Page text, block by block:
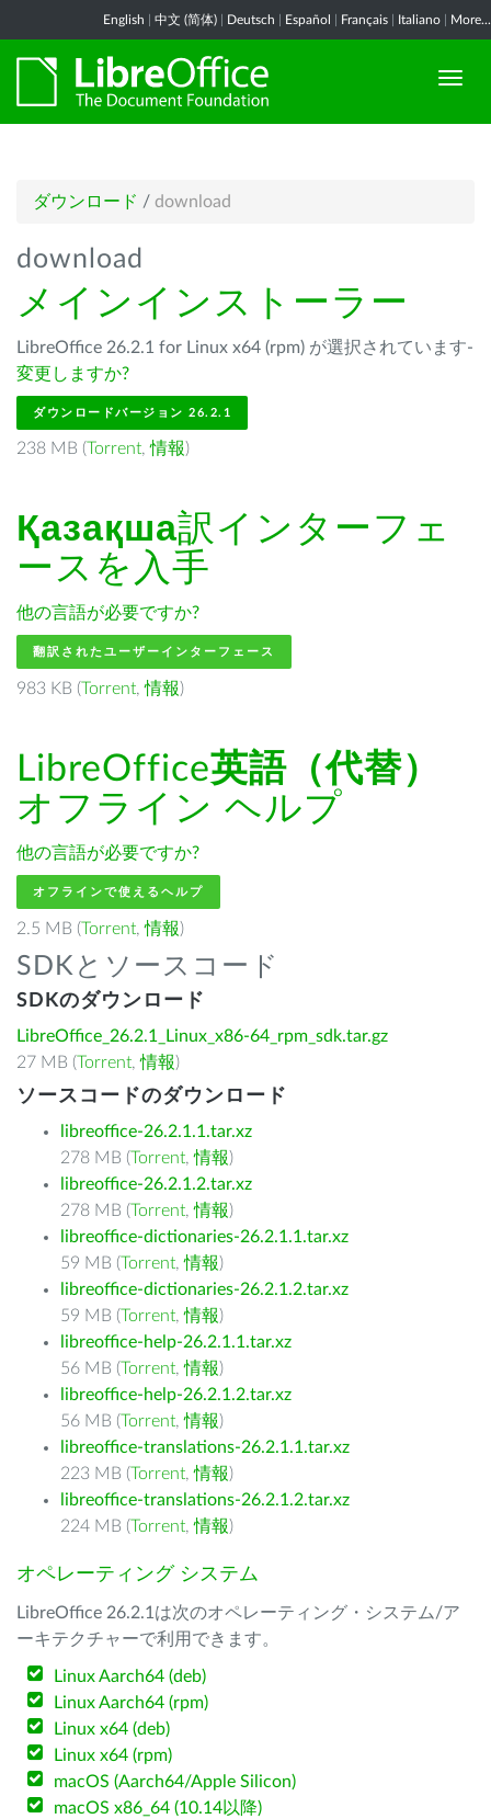
English 中文 (简体) Deutsch Español Français Italiano More...
ダウンロード / download
download
メインインストーラー
LibreOffice 26.2.1 for Linux x64 (rpm) が選択されています-
変更しますか?
ダウンロードバージョン 26.2.1
238 MB (Torrent,情報)
Қазақша訳インターフェ
ースを入手
他の言語が必要ですか?
翻訳されたユーザーインターフェース
983 KB (Torrent,情報)
LibreOffice英語（代替）
オフライン ヘルプ
他の言語が必要ですか?
オフラインで使えるヘルプ
2.5 MB (Torrent,情報)
SDKとソースコード
SDKのダウンロード
LibreOffice_26.2.1_Linux_x86-64_rpm_sdk.tar.gz
27 MB (Torrent,情報)
ソースコードのダウンロード
libreoffice-26.2.1.1.tar.xz
278 MB (Torrent,情報)
libreoffice-26.2.1.2.tar.xz
278 MB (Torrent,情報)
libreoffice-dictionaries-26.2.1.1.tar.xz
59 MB (Torrent,情報)
libreoffice-dictionaries-26.2.1.2.tar.xz
59 MB (Torrent,情報)
libreoffice-help-26.2.1.1.tar.xz
56 MB (Torrent,情報)
libreoffice-help-26.2.1.2.tar.xz
56 MB (Torrent,情報)
libreoffice-translations-26.2.1.1.tar.xz
223 MB (Torrent,情報)
libreoffice-translations-26.2.1.2.tar.xz
224 MB (Torrent,情報)
オペレーティング システム
LibreOffice 26.2.1は次のオペレーティング・システム/ア
ーキテクチャーで利用できます。
Linux Aarch64 (deb)
Linux Aarch64 (rpm)
Linux x64 (deb)
Linux x64 (rpm)
macOS (Aarch64/Apple Silicon)
macOS x86_64 (10.14以降)